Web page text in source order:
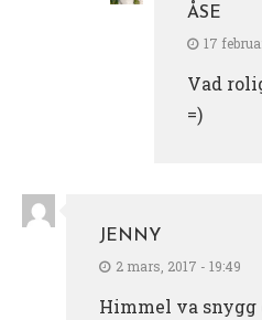
ÅSE
17
Vad
=)
JENNY
2 mars, 2017 - 19:49
Himmel va snygg